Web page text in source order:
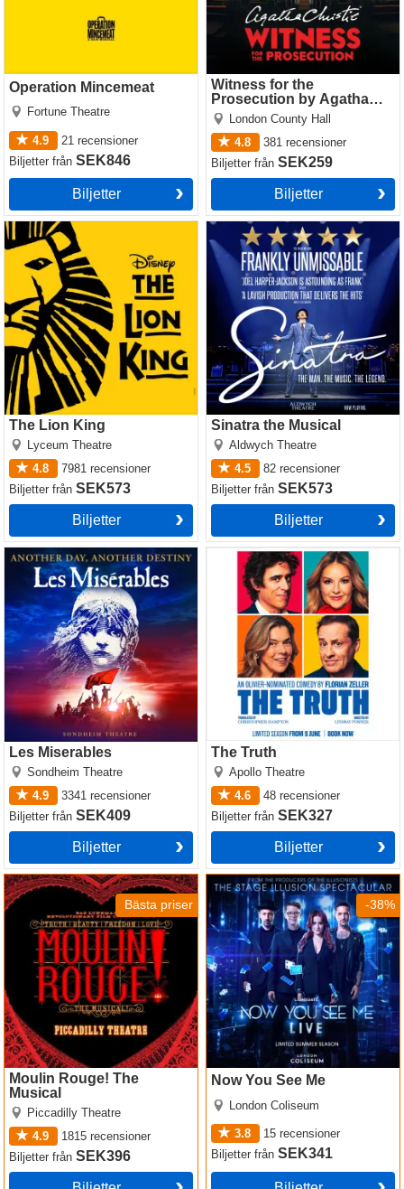
Operation Mincemeat
Fortune Theatre
4.9 21 recensioner
BiljetterfrånSEK846
Biljetter
Witness for the
Prosecution by Agatha
Christie
London County Hall
4.8
381 recensioner
BiljetterfrånSEK259
Biljetter
The Lion King
Lyceum Theatre
4.8
7981 recensioner
BiljetterfrånSEK573
Biljetter
The Lion King
Sinatra the Musical
Aldwych Theatre
4.5
82 recensioner
BiljetterfrånSEK573
Biljetter
Sinatra the Musical
Les Miserables
Sondheim Theatre
4.9
3341 recensioner
BiljetterfrånSEK409
Biljetter
Les Miserables
The Truth
Apollo Theatre
4.6
48 recensioner
BiljetterfrånSEK327
Biljetter
The Truth
Bästa priser
Moulin Rouge! The
Musical
Piccadilly Theatre
4.9
1815 recensioner
BiljetterfrånSEK396
Moulin Rouge! The Musical
-38%
Now You See Me
London Coliseum
3.8 15 recensioner
BiljetterfrånSEK341
Now You See Me